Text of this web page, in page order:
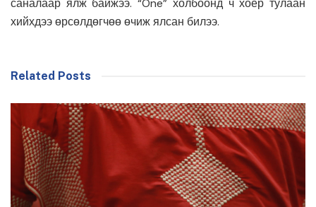
саналаар ялж байжээ. “One” холбоонд ч хоёр тулаан
хийхдээ өрсөлдөгчөө өчиж ялсан билээ.
Related Posts